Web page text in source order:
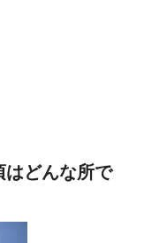
はどんな所で